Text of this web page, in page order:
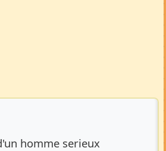
l’annonce
homme serieux